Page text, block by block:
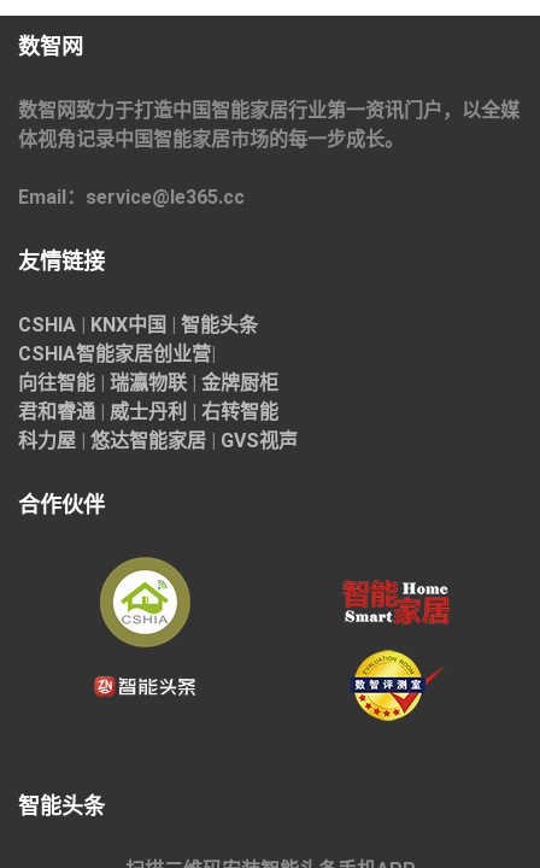
数智网
数智网致力于打造中国智能家居行业第一资讯门户，以全媒
体视角记录中国智能家居市场的每一步成长。
Email：service@le365.cc
友情链接
CSHIA KNX中国
智能头条
CSHIA智能家居创业营
向往智能
瑞瀛物联
金牌厨柜
君和睿通
威士丹利
右转智能
科力屋
悠达智能家居 GVS视声
合作伙伴
智能头条